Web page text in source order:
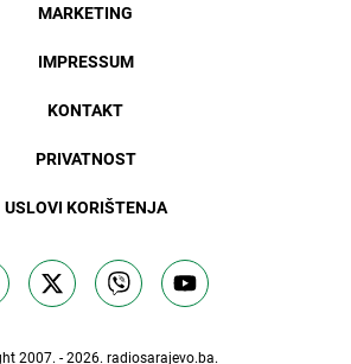
MARKETING
IMPRESSUM
KONTAKT
PRIVATNOST
USLOVI KORIŠTENJA
2007. - 2026. radiosarajevo.ba.